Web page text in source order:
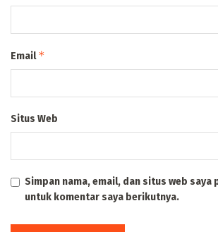
Email*
Situs Web
Simpan nama, email, dan situs web saya
untuk komentar saya berikutnya.